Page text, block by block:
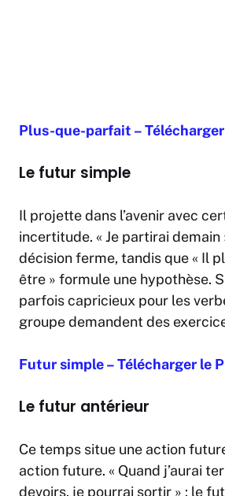
Plus-que-parfait – Télécharger
Le futur simple
Il projette dans l’avenir avec
incertitude. « Je partirai demain
décision ferme, tandis que « Il
être » formule une hypothèse.
parfois capricieux pour les
groupe demandent des
Futur simple – Télécharger le
Le futur antérieur
Ce temps situe une action
action future. « Quand j’aurai
devoirs, je pourrai sortir » : le